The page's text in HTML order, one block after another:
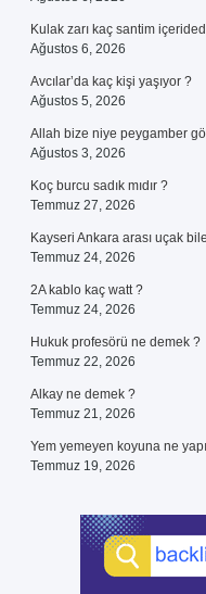
Kulak zarı kaç santim
Ağustos 6, 2026
Avcılar’da kaç kişi yaşıyor ?
Ağustos 5, 2026
Allah bize niye peygamber
Ağustos 3, 2026
Koç burcu sadık mıdır ?
Temmuz 27, 2026
Kayseri Ankara arası uçak
Temmuz 24, 2026
2A kablo kaç watt ?
Temmuz 24, 2026
Hukuk profesörü ne demek ?
Temmuz 22, 2026
Alkay ne demek ?
Temmuz 21, 2026
Yem yemeyen koyuna ne
Temmuz 19, 2026